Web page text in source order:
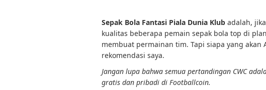
Sepak Bola Fantasi Piala Dunia Klub adalah,
kualitas beberapa pemain sepak bola top di
membuat permainan tim. Tapi siapa yang
rekomendasi saya.
Jangan lupa bahwa semua pertandingan CWC
gratis dan pribadi di Footballcoin.